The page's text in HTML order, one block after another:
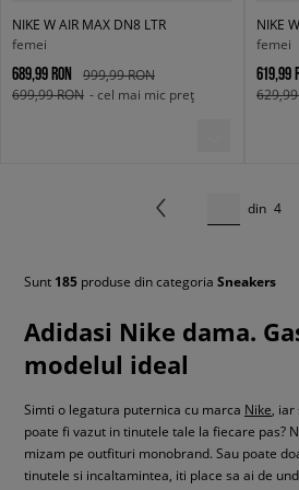
NIKE W AIR MAX DN8 LTR
femei
689,99 RON
999,99 RON
699,99 RON - cel mai mic preț
NIKE
femei
619,99
din 4
Sunt 185 produse din categoria Sneakers
Adidasi Nike dama.
modelul ideal
Simti o legatura puternica cu marca Nike ,
poate fi vazut in tinutele tale la fiecare pas?
mizam pe outfituri monobrand. Sau poate
tinutele si incaltamintea, iti place sa ai de